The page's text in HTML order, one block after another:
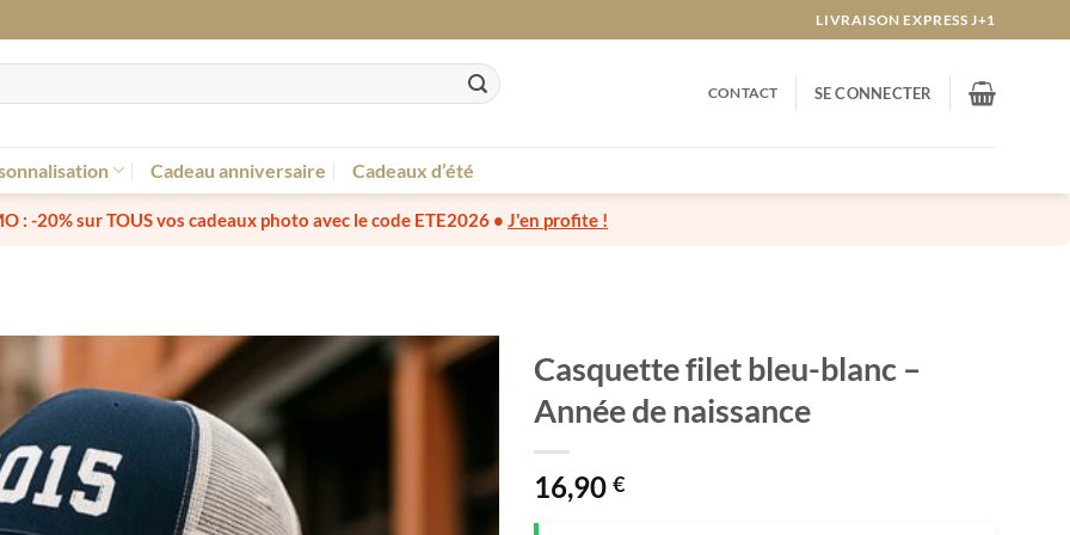
LIVRAISON EXPRESS J+1
CONTACT SE CONNECTER
Cadeau anniversaire Cadeaux d’été
: -20% sur TOUS vos cadeaux photo avec le code ETE2026 •J'en profite !
Casquette filet bleu-blanc –
Année de naissance
16,90€